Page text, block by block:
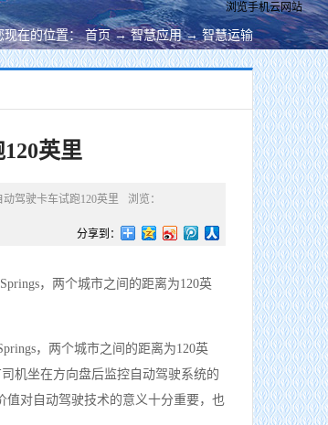
现在的位置： 首页 → 智慧应用 → 智慧运输
英里
驾驶卡车试跑120英里 浏览：
分享到：
，两个城市之间的距离为120英
，两个城市之间的距离为120英
机坐在方向盘后监控自动驾驶系统的
值对自动驾驶技术的意义十分重要，也
浏览手机云网站